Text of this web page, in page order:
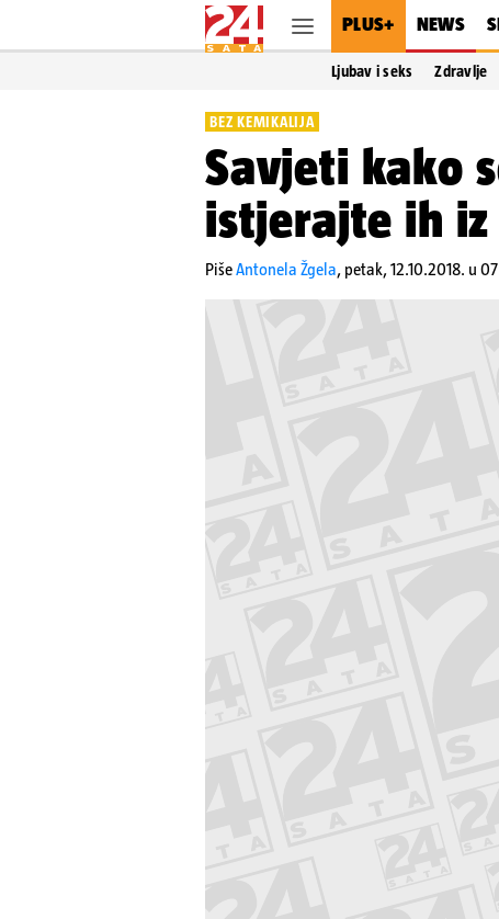
PLUS+ NEWS
Ljubav i seks Zdravlje
BEZ KEMIKALIJA
Savjeti kako
istjerajte ih iz
PišeAntonela Žgela, petak, 12.10.2018. u